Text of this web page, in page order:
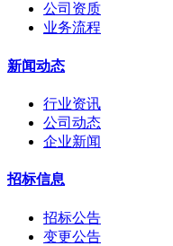
公司资质
业务流程
新闻动态
行业资讯
公司动态
企业新闻
招标信息
招标公告
变更公告